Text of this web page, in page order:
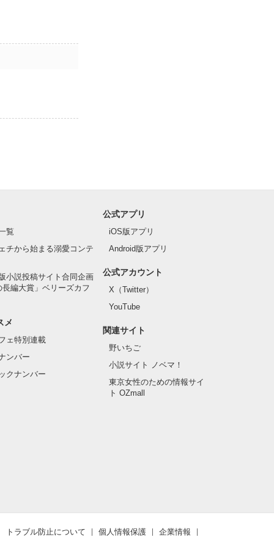
覧
チから始まる溺愛コンテ
小説投稿サイト合同企画
長編大賞」ベリーズカフ
メ
ェ特別連載
ンバー
クナンバー
公式アプリ
iOS版アプリ
Android版アプリ
公式アカウント
X（Twitter）
YouTube
関連サイト
野いちご
小説サイト ノベマ！
東京女性のための情報サイ
ト OZmall
トラブル防止について 個人情報保護 企業情報